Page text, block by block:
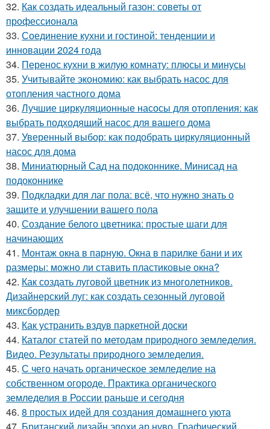
32. Как создать идеальный газон: советы от
профессионала
33. Соединение кухни и гостиной: тенденции и
инновации 2024 года
34. Перенос кухни в жилую комнату: плюсы и минусы
35. Учитывайте экономию: как выбрать насос для
отопления частного дома
36. Лучшие циркуляционные насосы для отопления: как
выбрать подходящий насос для вашего дома
37. Уверенный выбор: как подобрать циркуляционный
насос для дома
38. Миниатюрный Сад на подоконнике. Минисад на
подоконнике
39. Подкладки для лаг пола: всё, что нужно знать о
защите и улучшении вашего пола
40. Создание белого цветника: простые шаги для
начинающих
41. Монтаж окна в парную. Окна в парилке бани и их
размеры: можно ли ставить пластиковые окна?
42. Как создать луговой цветник из многолетников.
Дизайнерский луг: как создать сезонный луговой
миксбордер
43. Как устранить вздув паркетной доски
44. Каталог статей по методам природного земледелия.
Видео. Результаты природного земледелия.
45. С чего начать органическое земледелие на
собственном огороде. Практика органического
земледелия в России раньше и сегодня
46. 8 простых идей для создания домашнего уюта
47. Британский дизайн эпохи ар нуво. Графический